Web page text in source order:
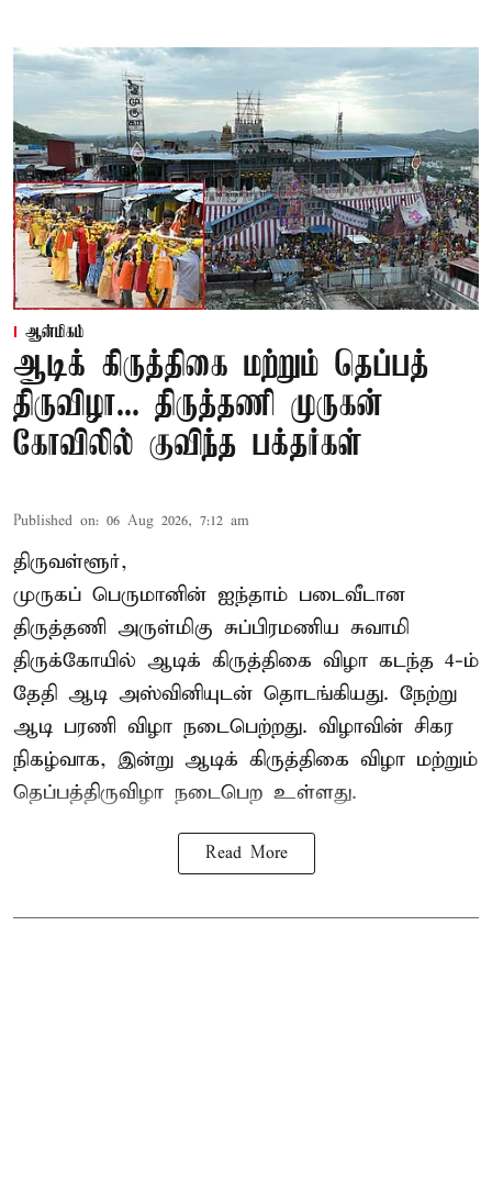
ஆன்மிகம்
ஆடிக் கிருத்திகை மற்றும் தெப்பத்
திருவிழா... திருத்தணி முருகன்
கோவிலில் குவிந்த பக்தர்கள்
Published on: 06 Aug 2026, 7:12 am
திருவள்ளூர்,
முருகப் பெருமானின் ஐந்தாம் படைவீடான
திருத்தணி அருள்மிகு சுப்பிரமணிய சுவாமி
திருக்கோயில் ஆடிக் கிருத்திகை விழா கடந்த 4-ம்
தேதி ஆடி அஸ்வினியுடன் தொடங்கியது. நேற்று
ஆடி பரணி விழா நடைபெற்றது. விழாவின் சிகர
நிகழ்வாக, இன்று ஆடிக் கிருத்திகை விழா மற்றும்
தெப்பத்திருவிழா நடைபெற உள்ளது.
Read More